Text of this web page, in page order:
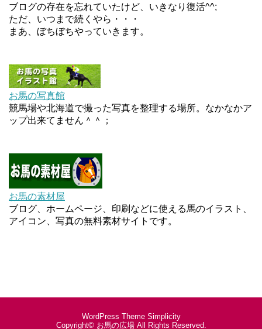
ブログの存在を忘れていたけど、いきなり復活^^;
ただ、いつまで続くやら・・・
まあ、ぼちぼちやっていきます。
お馬の写真館
競馬場や北海道で撮った写真を整理する場所。なかなかア
ップ出来てません＾＾；
お馬の素材屋
ブログ、ホームページ、印刷などに使える馬のイラスト、
アイコン、写真の無料素材サイトです。
WordPress Theme Simplicity
Copyright© お馬の広場All Rights Reserved.